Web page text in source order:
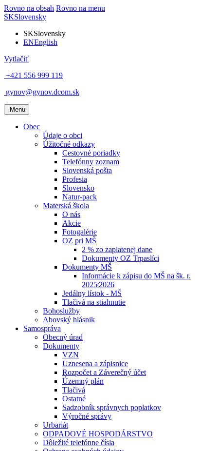
Rovno na obsah Rovno na menu
SKSlovensky
SKSlovensky
ENEnglish
Vytlačiť
+421 556 999 119
gynov@gynov.dcom.sk
Menu
Obec
Údaje o obci
Úžitočné odkazy
Cestovné poriadky
Telefónny zoznam
Slovenská pošta
Profesia
Slovensko
Natur-pack
Materská škola
O nás
Akcie
Fotogalérie
OZ pri MŠ
2 % zo zaplatenej dane
Dokumenty OZ Trpaslíci
Dokumenty MŠ
Informácie k zápisu do MŠ na šk. r.
2025⁄2026
Jedálny lístok - MŠ
Tlačivá na stiahnutie
Bohoslužby
Abovský hlásnik
Samospráva
Obecný úrad
Dokumenty
VZN
Uznesena a zápisnice
Rozpočet a Záverečný účet
Územný plán
Tlačivá
Ostatné
Sadzobník správnych poplatkov
Výročné správy
Urbariát
ODPADOVÉ HOSPODÁRSTVO
Dôležité telefónne čísla